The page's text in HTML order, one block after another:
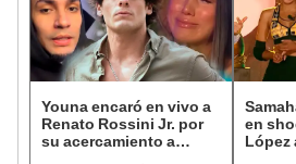
Youna encaró en vivo a
Renato Rossini Jr. por
su acercamiento a
en
López